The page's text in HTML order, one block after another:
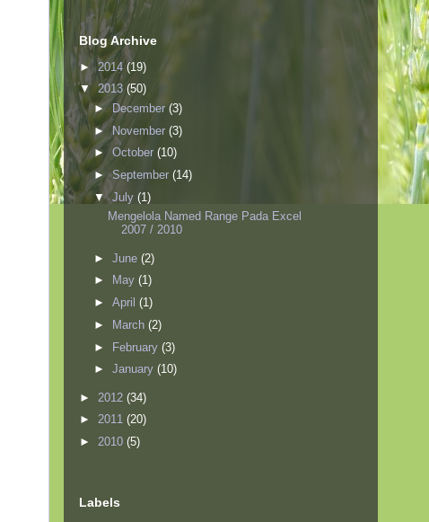
Blog Archive
►2014 (19)
▼ 2013 (50)
► December (3)
►November (3)
► October (10)
►September (14)
▼July (1)
Mengelola Named Range Pada Excel
2007 / 2010
► June (2)
►
May (1)
► April (1)
►
March (2)
► February (3)
► January (10)
► 2012 (34)
► 2011 (20)
► 2010 (5)
Labels